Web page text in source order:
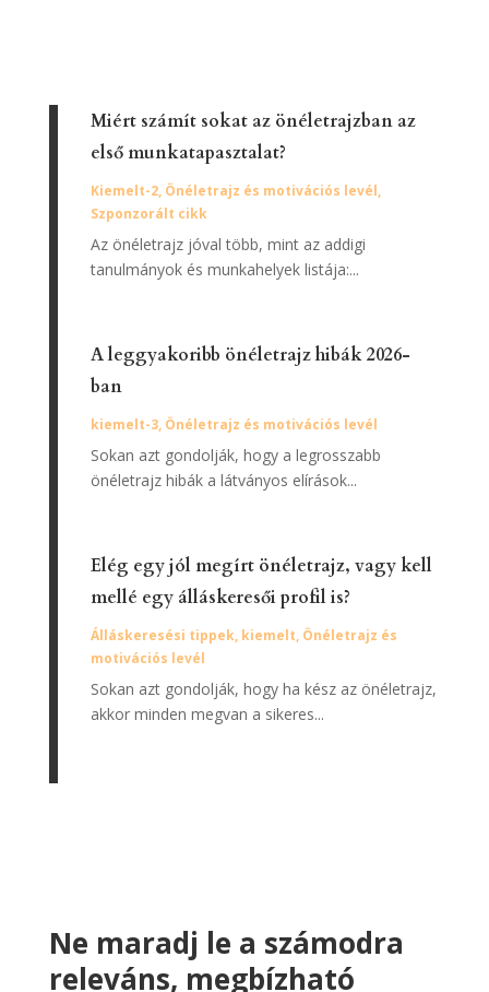
Miért számít sokat az önéletrajzban az
első munkatapasztalat?
Kiemelt-2, Önéletrajz és motivációs levél,
Szponzorált cikk
Az önéletrajz jóval több, mint az addigi
tanulmányok és munkahelyek listája:...
A leggyakoribb önéletrajz hibák 2026-
ban
kiemelt-3, Önéletrajz és motivációs levél
Sokan azt gondolják, hogy a legrosszabb
önéletrajz hibák a látványos elírások...
Elég egy jól megírt önéletrajz, vagy kell
mellé egy álláskeresői profil is?
Álláskeresési tippek, kiemelt, Önéletrajz és
motivációs levél
Sokan azt gondolják, hogy ha kész az önéletrajz,
akkor minden megvan a sikeres...
Ne maradj le a számodra
releváns, megbízható